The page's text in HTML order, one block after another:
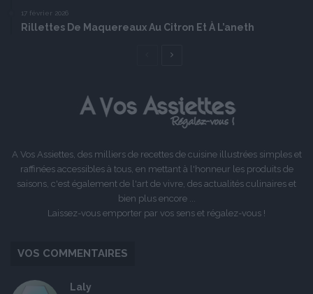
17 février 2026
Rillettes De Maquereaux Au Citron Et À L’aneth
Page
A Vos Assiettes, des milliers de recettes de cuisine illustrées simples et
raffinées accessibles à tous, en mettant à l'honneur les produits de
saisons, c'est également de l'art de vivre, des actualités culinaires et
bien plus encore ...
Laissez-vous emporter par vos sens et régalez-vous !
VOS COMMENTAIRES
Laly